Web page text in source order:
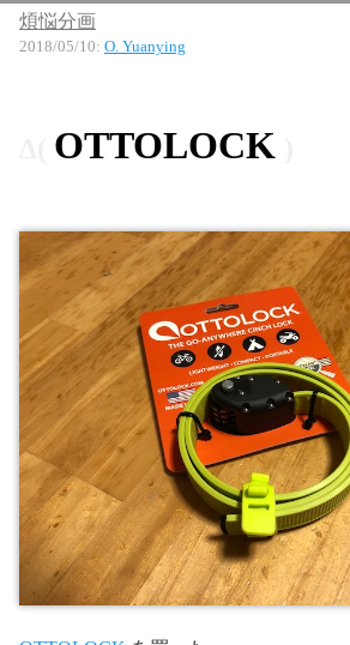
煩悩分画
2018/05/10: O. Yuanying
OTTOLOCK